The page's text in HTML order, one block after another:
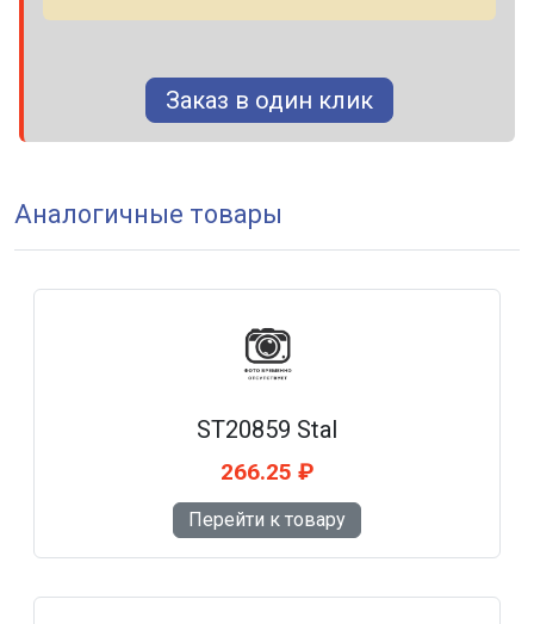
Заказ в один клик
Аналогичные товары
ST20859 Stal
266.25 ₽
Перейти к товару